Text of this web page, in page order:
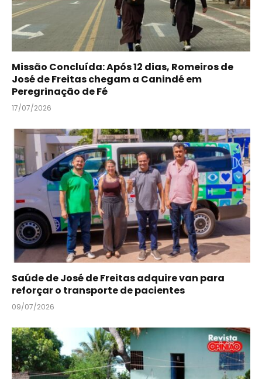
Missão Concluída: Após 12 dias, Romeiros de
José de Freitas chegam a Canindé em
Peregrinação de Fé
17/07/2026
Saúde de José de Freitas adquire van para
reforçar o transporte de pacientes
09/07/2026